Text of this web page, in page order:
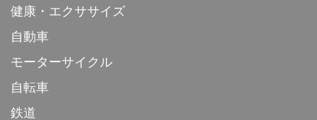
健康・エクササイズ
自動車
モーターサイクル
自転車
鉄道